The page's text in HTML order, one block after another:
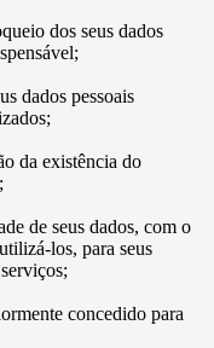
dos seus dados
dados pessoais
da existência do
de seus dados, com o
los, para seus
concedido para